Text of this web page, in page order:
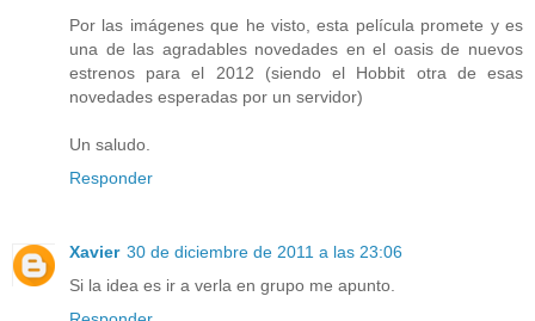
Por las imágenes que he visto, esta película promete y es
una de las agradables novedades en el oasis de nuevos
estrenos para el 2012 (siendo el Hobbit otra de esas
novedades esperadas por un servidor)
Un saludo.
Responder
Xavier 30 de diciembre de 2011 a las 23:06
Si la idea es ir a verla en grupo me apunto.